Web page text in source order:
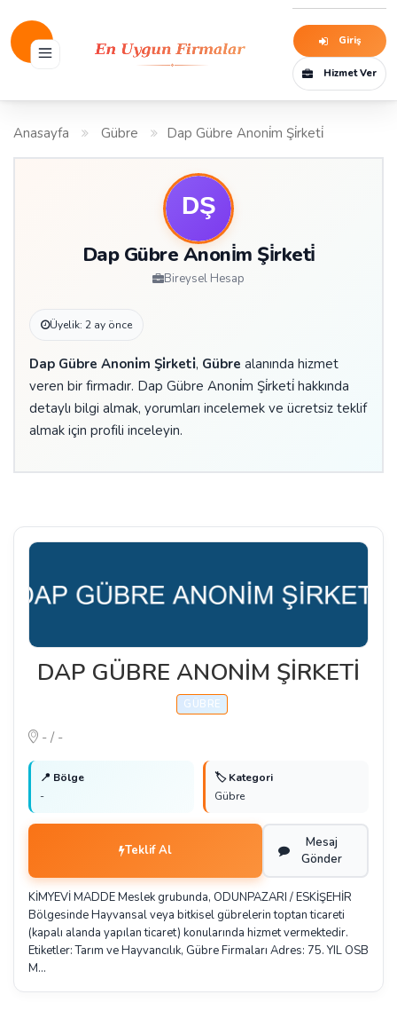
Giriş
Hizmet Ver
Anasayfa Gübre Dap Gübre Anoni̇m Şi̇rketi̇
Dap Gübre Anoni̇m Şi̇rketi̇
Bireysel Hesap
Üyelik: 2 ay önce
Dap Gübre Anoni̇m Şi̇rketi̇, Gübre alanında hizmet
veren bir firmadır. Dap Gübre Anoni̇m Şi̇rketi̇ hakkında
detaylı bilgi almak, yorumları incelemek ve ücretsiz teklif
almak için profili inceleyin.
DAP GÜBRE ANONİM ŞİRKETİ
GÜBRE
- / -
📍 Bölge
-
🏷️ Kategori
Gübre
Teklif Al
Mesaj
Gönder
KİMYEVİ MADDE Meslek grubunda, ODUNPAZARI / ESKİŞEHİR
Bölgesinde Hayvansal veya bitkisel gübrelerin toptan ticareti
(kapalı alanda yapılan ticaret) konularında hizmet vermektedir.
Etiketler: Tarım ve Hayvancılık, Gübre Firmaları Adres: 75. YIL OSB
M…